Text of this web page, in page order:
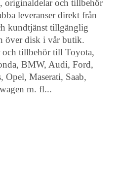
originaldelar och tillbehör
leveranser direkt från
kundtjänst tillgänglig
över disk i vår butik.
tillbehör till Toyota,
BMW, Audi, Ford,
Opel, Maserati, Saab,
m. fl...